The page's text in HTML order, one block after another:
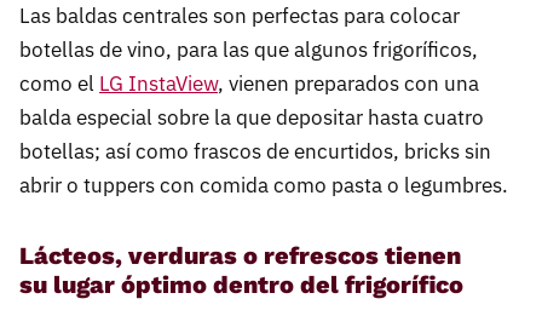
Las baldas centrales son perfectas para colocar
botellas de vino, para las que algunos frigoríficos,
como el LG InstaView, vienen preparados con una
balda especial sobre la que depositar hasta cuatro
botellas; así como frascos de encurtidos, bricks sin
abrir o tuppers con comida como pasta o legumbres.
Lácteos, verduras o refrescos tienen
su lugar óptimo dentro del frigorífico